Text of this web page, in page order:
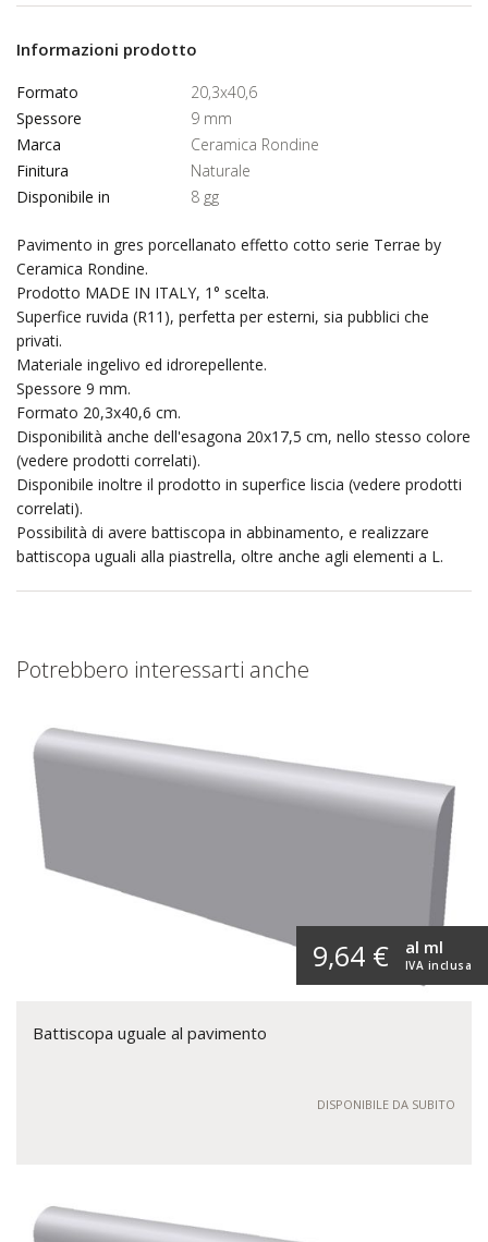
Informazioni prodotto
Formato
20,3x40,6
Spessore
9 mm
Marca
Ceramica Rondine
Finitura
Naturale
Disponibile in
8 gg
Pavimento in gres porcellanato effetto cotto serie Terrae by
Ceramica Rondine.
Prodotto MADE IN ITALY, 1° scelta.
Superfice ruvida (R11), perfetta per esterni, sia pubblici che
privati.
Materiale ingelivo ed idrorepellente.
Spessore 9 mm.
Formato 20,3x40,6 cm.
Disponibilità anche dell'esagona 20x17,5 cm, nello stesso colore
(vedere prodotti correlati).
Disponibile inoltre il prodotto in superfice liscia (vedere prodotti
correlati).
Possibilità di avere battiscopa in abbinamento, e realizzare
battiscopa uguali alla piastrella, oltre anche agli elementi a L.
Potrebbero interessarti anche
9,64 € IVA inclusa
al ml
Battiscopa uguale al pavimento
DISPONIBILE DA SUBITO